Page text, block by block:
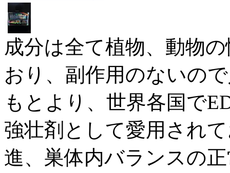
成分は全て植物、動物
おり、副作用のないの
もとより、世界各国で
強壮剤として愛用され
進、巣体内バランスの